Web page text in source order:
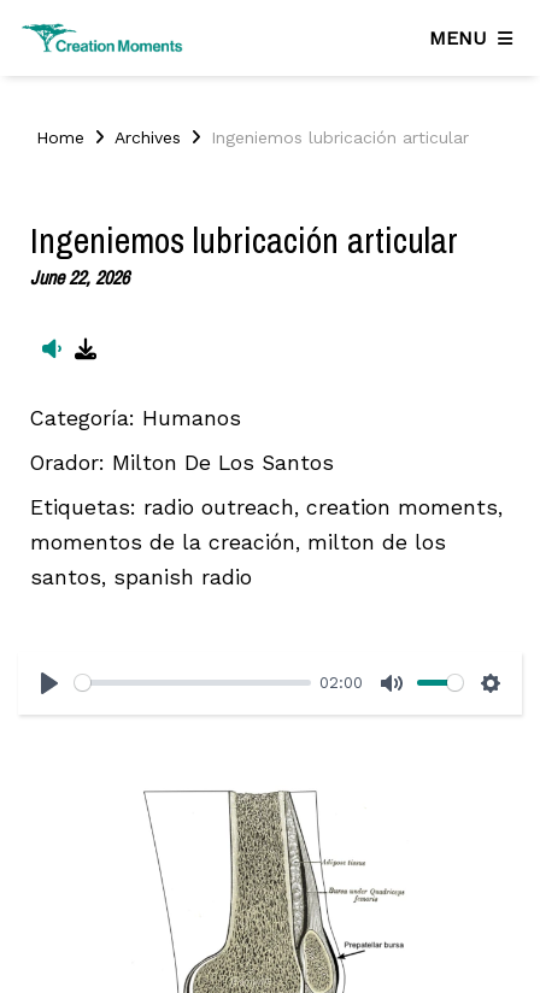
MENU
Home Archives Ingeniemos lubricación articular
Ingeniemos lubricación articular
June 22, 2026
Categoría: Humanos
Orador: Milton De Los Santos
Etiquetas: radio outreach, creation moments,
momentos de la creación, milton de los
santos, spanish radio
Play
02:00
Mute